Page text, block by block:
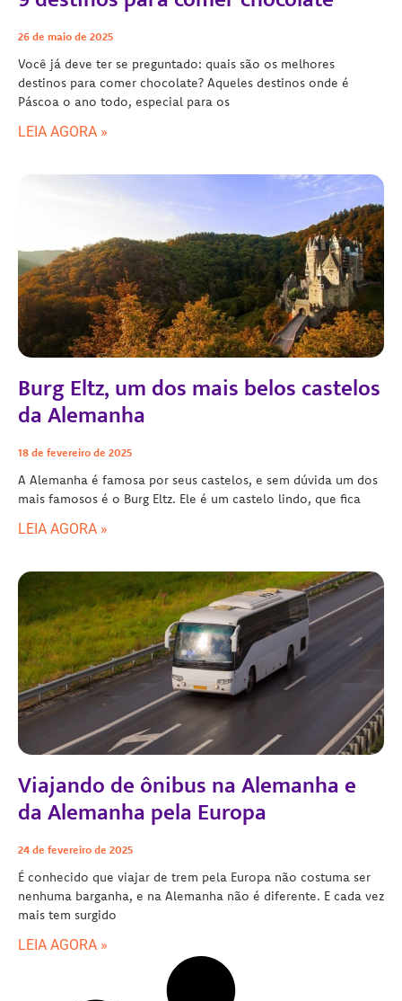
26 de maio de 2025
Você já deve ter se preguntado: quais são os melhores
destinos para comer chocolate? Aqueles destinos onde é
Páscoa o ano todo, especial para os
LEIA AGORA »
Burg Eltz, um dos mais belos castelos
da Alemanha
18 de fevereiro de 2025
A Alemanha é famosa por seus castelos, e sem dúvida um dos
mais famosos é o Burg Eltz. Ele é um castelo lindo, que fica
LEIA AGORA »
Viajando de ônibus na Alemanha e
da Alemanha pela Europa
24 de fevereiro de 2025
É conhecido que viajar de trem pela Europa não costuma ser
nenhuma barganha, e na Alemanha não é diferente. E cada vez
mais tem surgido
LEIA AGORA »